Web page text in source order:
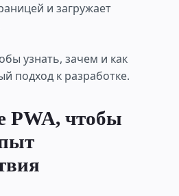
и загружает
узнать, зачем и как
подход к разработке.
PWA, чтобы